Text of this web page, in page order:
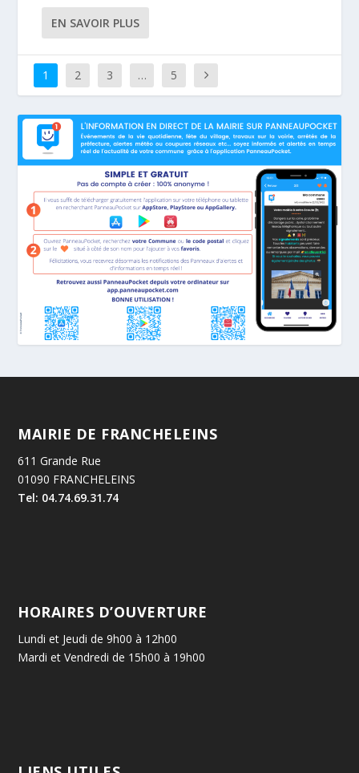
EN SAVOIR PLUS
1 2 3 … 5
MAIRIE DE FRANCHELEINS
611 Grande Rue
01090 FRANCHELEINS
Tel: 04.74.69.31.74
HORAIRES D’OUVERTURE
Lundi et Jeudi de 9h00 à 12h00
Mardi et Vendredi de 15h00 à 19h00